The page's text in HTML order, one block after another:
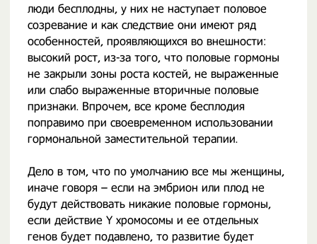
люди бесплодны, у них не наступает половое
созревание и как следствие они имеют ряд
особенностей, проявляющихся во внешности:
высокий рост, из-за того, что половые гормоны
не закрыли зоны роста костей, не выраженные
или слабо выраженные вторичные половые
признаки. Впрочем, все кроме бесплодия
поправимо при своевременном использовании
гормональной заместительной терапии.
Дело в том, что по умолчанию все мы женщины,
иначе говоря – если на эмбрион или плод не
будут действовать никакие половые гормоны,
если действие Y хромосомы и ее отдельных
генов будет подавлено, то развитие будет